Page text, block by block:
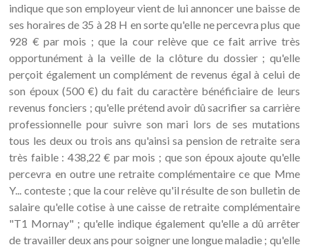
indique que son employeur vient de lui annoncer une baisse de
ses horaires de 35 à 28 H en sorte qu'elle ne percevra plus que
928 € par mois ; que la cour relève que ce fait arrive très
opportunément à la veille de la clôture du dossier ; qu'elle
perçoit également un complément de revenus égal à celui de
son époux (500 €) du fait du caractère bénéficiaire de leurs
revenus fonciers ; qu'elle prétend avoir dû sacrifier sa carrière
professionnelle pour suivre son mari lors de ses mutations
tous les deux ou trois ans qu'ainsi sa pension de retraite sera
très faible : 438,22 € par mois ; que son époux ajoute qu'elle
percevra en outre une retraite complémentaire ce que Mme
Y... conteste ; que la cour relève qu'il résulte de son bulletin de
salaire qu'elle cotise à une caisse de retraite complémentaire
"T1 Mornay" ; qu'elle indique également qu'elle a dû arrêter
de travailler deux ans pour soigner une longue maladie ; qu'elle